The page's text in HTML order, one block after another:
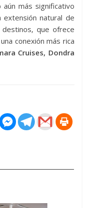
más significativo
extensión natural de
que ofrece
conexión más rica
Cruises, Dondra